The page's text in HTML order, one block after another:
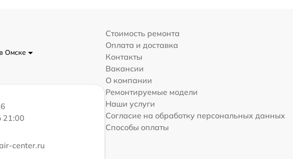
в Омске
21:00
center.ru
Стоимость ремонта
Оплата и доставка
Контакты
Вакансии
О компании
Ремонтируемые модели
Наши услуги
Согласие на обработку персональных данных
Способы оплаты